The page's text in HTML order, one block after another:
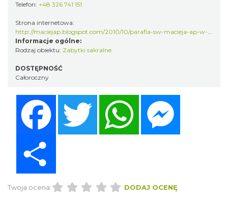
Telefon: +48 326 741 151
Strona internetowa:
http://maciejap.blogspot.com/2010/10/parafia-sw-macieja-ap-w-siewierzu.html
Informacje ogólne:
Rodzaj obiektu: Zabytki sakralne
DOSTĘPNOŚĆ
Całoroczny
Twitter WhatsApp
Twoja ocena: DODAJ OCENĘ